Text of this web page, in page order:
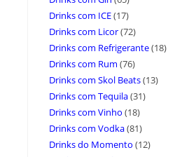
Drinks com ICE(17)
Drinks com Licor(72)
Drinks com Refrigerante(18)
Drinks com Rum (76)
Drinks com Skol Beats(13)
Drinks com Tequila(31)
Drinks com Vinho (18)
Drinks com Vodka(81)
Drinks do Momento (12)